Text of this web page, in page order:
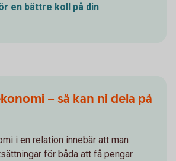
en bättre koll på din
– så kan ni dela på
i en relation innebär att man
för båda att få pengar